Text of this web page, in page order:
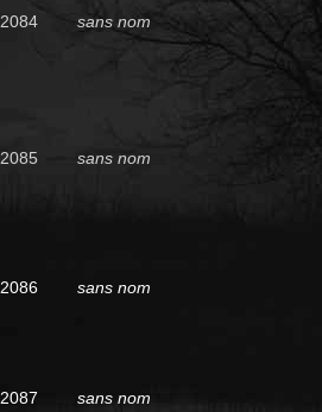
2084 sans nom
2085 sans nom
2086 sans nom
2087 sans nom